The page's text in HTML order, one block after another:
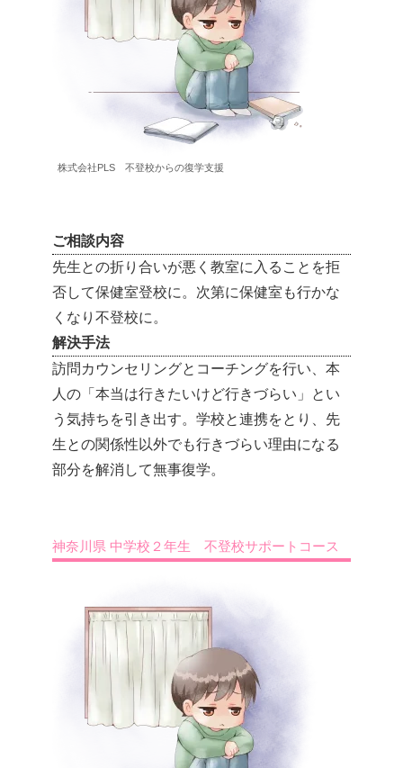
株式会社PLS 不登校からの復学支援
ご相談内容
先生との折り合いが悪く教室に入ることを拒
否して保健室登校に。次第に保健室も行かな
くなり不登校に。
解決手法
訪問カウンセリングとコーチングを行い、本
人の「本当は行きたいけど行きづらい」とい
う気持ちを引き出す。学校と連携をとり、先
生との関係性以外でも行きづらい理由になる
部分を解消して無事復学。
神奈川県 中学校２年生 不登校サポートコース